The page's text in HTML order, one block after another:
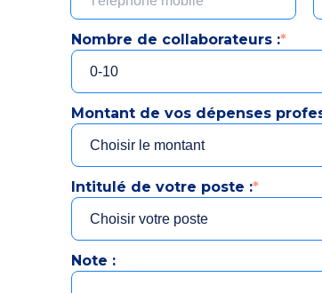
Nombre de collaborateurs :*
Montant de vos dépenses
Intitulé de votre poste :*
Note :